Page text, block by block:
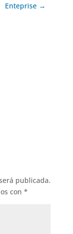
Enteprise →
publicada.
con *